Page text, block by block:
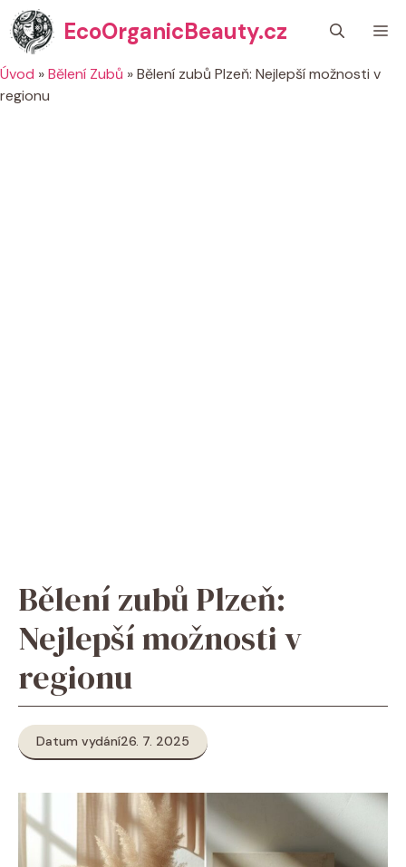
Přeskočit
na
obsah
EcoOrganicBeauty.cz
Úvod »Bělení Zubů »Bělení zubů Plzeň: Nejlepší možnosti v
regionu
Bělení zubů Plzeň:
Nejlepší možnosti v
regionu
Datum vydání26. 7. 2025